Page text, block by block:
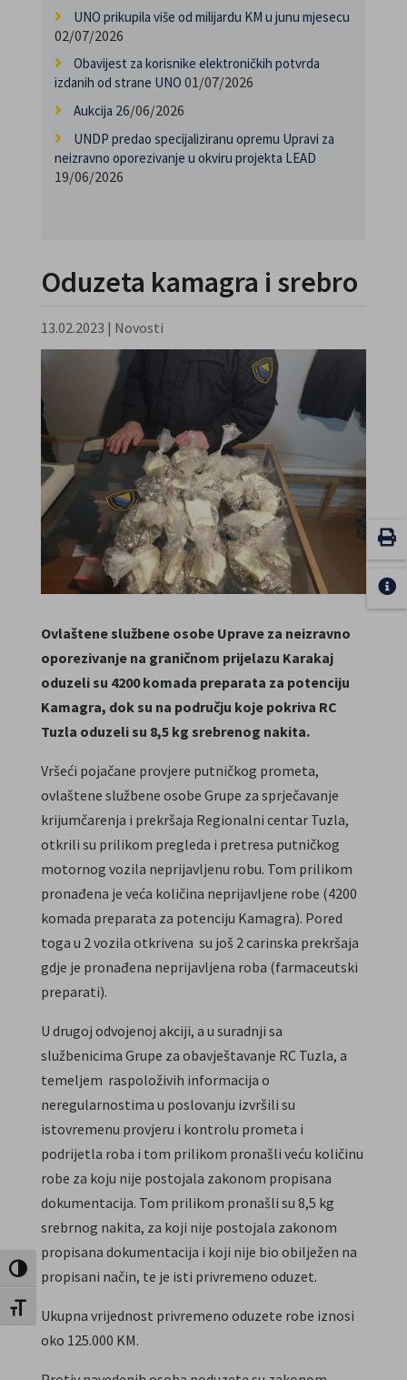
Uključi / isključi visoki kontrast
Uključi / isključi veličinu fonta
UNO prikupila više od milijardu KM u junu mjesecu
02/07/2026
Obavijest za korisnike elektroničkih potvrda
izdanih od strane UNO 01/07/2026
Aukcija 26/06/2026
UNDP predao specijaliziranu opremu Upravi za
neizravno oporezivanje u okviru projekta LEAD
19/06/2026
Oduzeta kamagra i srebro
13.02.2023 | Novosti
Ovlaštene službene osobe Uprave za neizravno
oporezivanje na graničnom prijelazu Karakaj
oduzeli su 4200 komada preparata za potenciju
Kamagra, dok su na području koje pokriva RC
Tuzla oduzeli su 8,5 kg srebrenog nakita.
Vršeći pojačane provjere putničkog prometa,
ovlaštene službene osobe Grupe za sprječavanje
krijumčarenja i prekršaja Regionalni centar Tuzla,
otkrili su prilikom pregleda i pretresa putničkog
motornog vozila neprijavljenu robu. Tom prilikom
pronađena je veća količina neprijavljene robe (4200
komada preparata za potenciju Kamagra). Pored
toga u 2 vozila otkrivena su još 2 carinska prekršaja
gdje je pronađena neprijavljena roba (farmaceutski
preparati).
U drugoj odvojenoj akciji, a u suradnji sa
službenicima Grupe za obavještavanje RC Tuzla, a
temeljem raspoloživih informacija o
neregularnostima u poslovanju izvršili su
istovremenu provjeru i kontrolu prometa i
podrijetla roba i tom prilikom pronašli veću količinu
robe za koju nije postojala zakonom propisana
dokumentacija. Tom prilikom pronašli su 8,5 kg
srebrnog nakita, za koji nije postojala zakonom
propisana dokumentacija i koji nije bio obilježen na
propisani način, te je isti privremeno oduzet.
Ukupna vrijednost privremeno oduzete robe iznosi
oko 125.000 KM.